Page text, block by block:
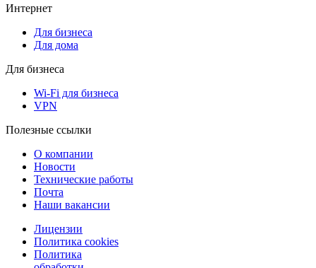
Интернет
Для бизнеса
Для дома
Для бизнеса
Wi-Fi для бизнеса
VPN
Полезные ссылки
О компании
Новости
Технические работы
Почта
Наши вакансии
Лицензии
Политика cookies
Политика